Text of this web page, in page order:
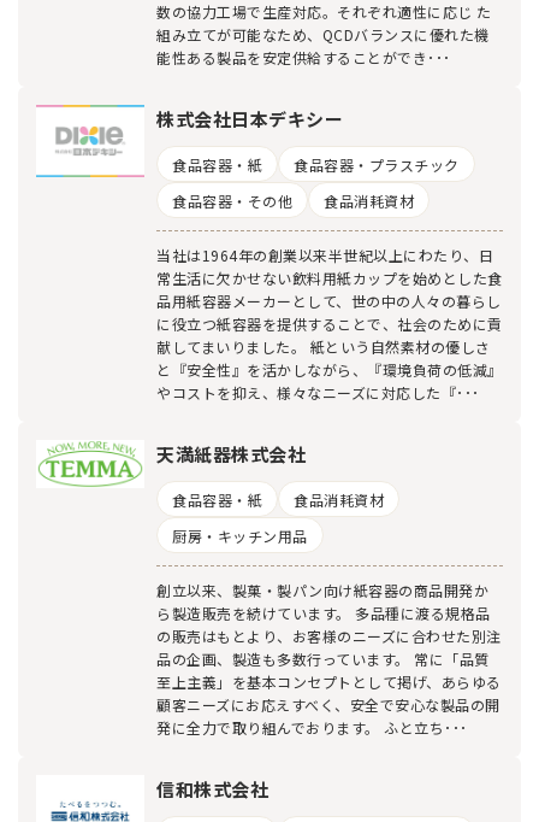
数の協力工場で生産対応。それぞれ適性に応じ た
組み立てが可能なため、QCDバランスに優れた機
能性ある製品を安定供給することができ･･･
株式会社日本デキシー
食品容器・紙
食品容器・プラスチック
食品容器・その他
食品消耗資材
当社は1964年の創業以来半世紀以上にわたり、日
常生活に欠かせない飲料用紙カップを始めとした食
品用紙容器メーカーとして、世の中の人々の暮らし
に役立つ紙容器を提供することで、社会のために貢
献してまいりました。 紙という自然素材の優しさ
と『安全性』を活かしながら、『環境負荷の低減』
やコストを抑え、様々なニーズに対応した『･･･
天満紙器株式会社
食品容器・紙
食品消耗資材
厨房・キッチン用品
創立以来、製菓・製パン向け紙容器の商品開発か
ら製造販売を続けています。 多品種に渡る規格品
の販売はもとより、お客様のニーズに合わせた別注
品の企画、製造も多数行っています。 常に「品質
至上主義」を基本コンセプトとして掲げ、あらゆる
顧客ニーズにお応えすべく、安全で安心な製品の開
発に全力で取り組んでおります。 ふと立ち･･･
信和株式会社